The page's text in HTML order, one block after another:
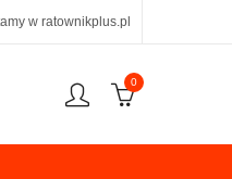
w ratownikplus.pl
0